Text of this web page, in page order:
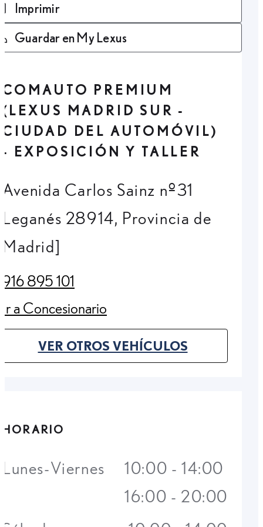
Imprimir
Guardar en My Lexus
COMAUTO PREMIUM
(LEXUS MADRID SUR -
CIUDAD DEL AUTOMÓVIL)
- EXPOSICIÓN Y TALLER
Avenida Carlos Sainz nº31
Leganés 28914, Provincia de
Madrid]
916 895 101
(Opens in new tab)
Ir a Concesionario
(Opens in new tab)
VER OTROS VEHÍCULOS
(OPENS IN NEW TAB)
HORARIO
Lunes-Viernes
10:00 - 14:00
16:00 - 20:00